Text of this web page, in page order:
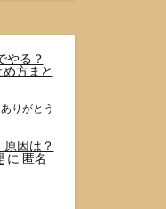
やる？
方まと
りがとう
因は？
に 匿名